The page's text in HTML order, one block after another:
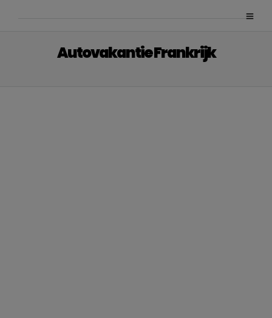
Autovakantie Frankrijk